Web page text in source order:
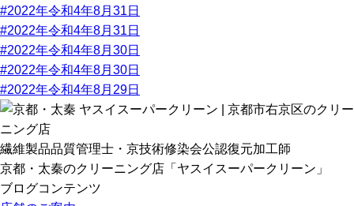
#2022年令和4年8月31日
#2022年令和4年8月31日
#2022年令和4年8月30日
#2022年令和4年8月30日
#2022年令和4年8月29日
繊維製品品質管理士・京技術修染会公認復元加工師
京都・太秦のクリーニング店「ヤスイスーパークリーン」
ブログコンテンツ